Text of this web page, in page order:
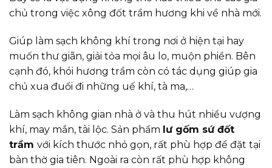
chủ trong việc xông đốt trầm hương khi về nhà mới.
Giúp làm sạch không khí trong nơi ở hiện tại hay
muốn thư giãn, giải tỏa mọi âu lo, muộn phiền. Bên
cạnh đó, khói hương trầm còn có tác dụng giúp gia
chủ xua đuổi đi những uế khí, tà ma,…
Làm sạch không gian nhà ở và thu hút nhiều vượng
khí, may mắn, tài lộc. Sản phẩm lư gốm sứ đốt
trầm với kích thước nhỏ gọn, rất phù hợp để đặt tại
bàn thờ gia tiên. Ngoài ra còn rất phù hợp không